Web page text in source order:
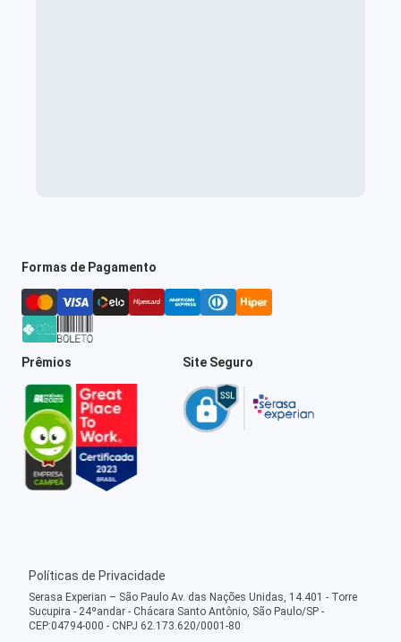
Formas de Pagamento
Prêmios Site Seguro
Políticas de Privacidade
Serasa Experian – São Paulo Av. das Nações Unidas, 14.401 - Torre
Sucupira - 24ºandar - Chácara Santo Antônio, São Paulo/SP -
CEP:04794-000 - CNPJ 62.173.620/0001-80